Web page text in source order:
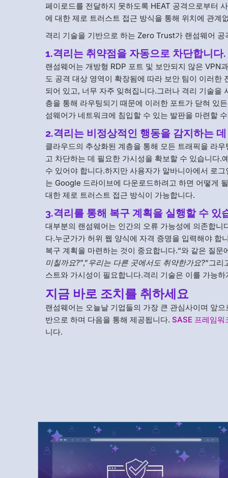
페이로드를 전달하지 못하도록 HEAT 공격으로부터
에 대한 제로 트러스트 접근 방식을 통해 위치에 관
격리 기술을 기반으로 하는 Zero Trust가 랜섬웨어
1.격리는 취약점을 자동으로 차단합니다.
랜섬웨어는 개방형 RDP 포트 및 보안되지 않은 VPN
도 공격 대상 영역이 확장됨에 따라 보안 팀이 이러
되어 있고, 너무 자주 잊혀집니다.그러나 격리 기술
층을 통해 라우팅되기 때문에 이러한 포트가 닫혀 있
섬웨어가 네트워크에 침입할 수 있는 발판을 마련할
2.격리는 비정상적인 행동을 감지하는
클라우드의 추상화된 계층을 통해 모든 트래픽을 라
고 차단하는 데 필요한 가시성을 확보할 수 있습니다
수 있어야 합니다.하지만 사용자가 알바니아에서 로
는 Google 드라이브에 다운로드하려고 하면 어떻게
대한 제로 트러스트 접근 방식이 가능합니다.
3.격리를 통해 복구 계획을 실행할 수 있
대부분의 랜섬웨어는 인간의 오류 가능성에 의존합
다.누군가가 허위 웹 양식에 자격 증명을 입력해야
복구 계획을 마련하는 것이 중요합니다.“와 같은 질문
미칠까요?”,”우리는 다른 곳에서도 취약한가요?“그리
스트와 가시성이 필요합니다.격리 기술은 이를 가능하
지금 바로 조치를 취하세요
랜섬웨어는 오늘날 기업들의 가장 큰 관심사이며 앞
반으로 하며 다음을 통해 제공됩니다.SASE 프레임워
니다.